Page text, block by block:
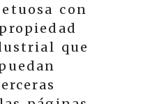
con
que